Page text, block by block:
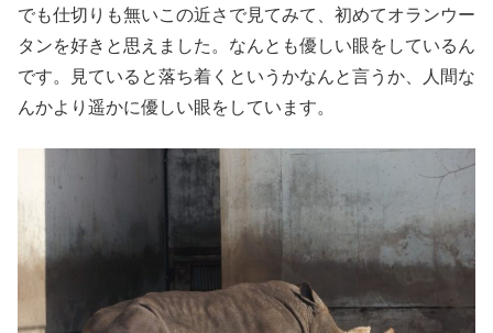
でも仕切りも無いこの近さで見てみて、初めてオランウー
タンを好きと思えました。なんとも優しい眼をしているん
です。見ていると落ち着くというかなんと言うか、人間な
んかより遥かに優しい眼をしています。